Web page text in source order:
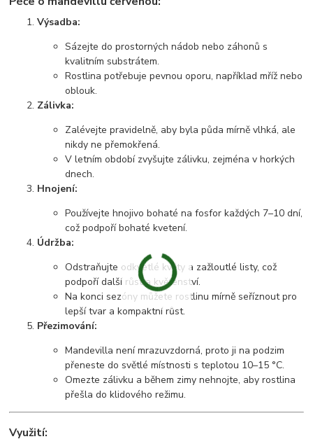
Výsadba:
Sázejte do prostorných nádob nebo záhonů s
kvalitním substrátem.
Rostlina potřebuje pevnou oporu, například mříž nebo
oblouk.
Zálivka:
Zalévejte pravidelně, aby byla půda mírně vlhká, ale
nikdy ne přemokřená.
V letním období zvyšujte zálivku, zejména v horkých
dnech.
Hnojení:
Používejte hnojivo bohaté na fosfor každých 7–10 dní,
což podpoří bohaté kvetení.
Údržba:
Odstraňujte odkvetlé květy a zažloutlé listy, což
podpoří další růst a květenství.
Na konci sezóny můžete rostlinu mírně seříznout pro
lepší tvar a kompaktní růst.
Přezimování:
Mandevilla není mrazuvzdorná, proto ji na podzim
přeneste do světlé místnosti s teplotou 10–15 °C.
Omezte zálivku a během zimy nehnojte, aby rostlina
přešla do klidového režimu.
Využití: